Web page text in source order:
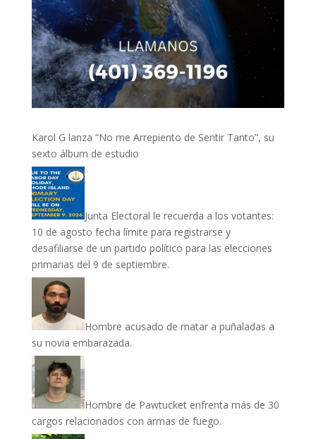
Karol G lanza “No me Arrepiento de Sentir Tanto”, su
sexto álbum de estudio
Junta Electoral le recuerda a los votantes:
10 de agosto fecha límite para registrarse y
desafiliarse de un partido político para las elecciones
primarias del 9 de septiembre.
Hombre acusado de matar a puñaladas a
su novia embarazada.
Hombre de Pawtucket enfrenta más de 30
cargos relacionados con armas de fuego.